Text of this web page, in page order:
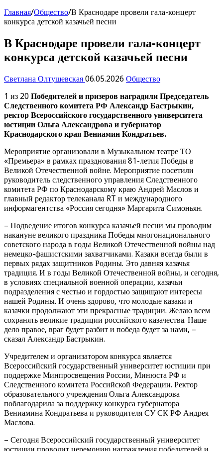
Главная/Общество/В Краснодаре провели гала-концерт
конкурса детской казачьей песни
В Краснодаре провели гала-концерт
конкурса детской казачьей песни
Светлана Олтушевская 06.05.2026 Общество
1 из 20 Победителей и призеров наградили Председатель
Следственного комитета РФ Александр Бастрыкин,
ректор Всероссийского государственного университета
юстиции Ольга Александрова и губернатор
Краснодарского края Вениамин Кондратьев.
Мероприятие организовали в Музыкальном театре ТО
«Премьера» в рамках празднования 81-летия Победы в
Великой Отечественной войне. Мероприятие посетили
руководитель следственного управления Следственного
комитета РФ по Краснодарскому краю Андрей Маслов и
главный редактор телеканала RT и международного
информагентства «Россия сегодня» Маргарита Симоньян.
– Подведение итогов конкурса казачьей песни мы проводим
накануне великого праздника Победы многонационального
советского народа в годы Великой Отечественной войны над
немецко-фашистскими захватчиками. Казаки всегда были в
первых рядах защитников Родины. Это давняя казачья
традиция. И в годы Великой Отечественной войны, и сегодня,
в условиях специальной военной операции, казачьи
подразделения с честью и гордостью защищают интересы
нашей Родины. И очень здорово, что молодые казаки и
казачки продолжают эти прекрасные традиции. Желаю всем
сохранять великие традиции российского казачества. Наше
дело правое, враг будет разбит и победа будет за нами, –
сказал Александр Бастрыкин.
Учредителем и организатором конкурса является
Всероссийский государственный университет юстиции при
поддержке Минпросвещения России, Минюста РФ и
Следственного комитета Российской Федерации. Ректор
образовательного учреждения Ольга Александрова
поблагодарила за поддержку конкурса губернатора
Вениамина Кондратьева и руководителя СУ СК РФ Андрея
Маслова.
– Сегодня Всероссийский государственный университет
юстиции проводит церемонию награждения победителей и